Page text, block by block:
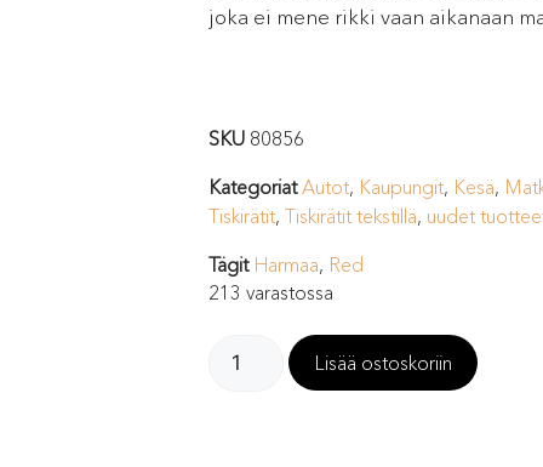
joka ei mene rikki vaan aikanaan
SKU 80856
Kategoriat Autot, Kaupungit, Kesä,
Tiskirätit, Tiskirätit tekstillä, uudet
Tägit Harmaa, Red
213 varastossa
Lisää ostoskoriin